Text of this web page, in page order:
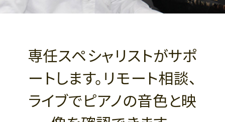
専任スペシャリストがサポ
ートします。リモート相談、
ライブでピアノの音色と映